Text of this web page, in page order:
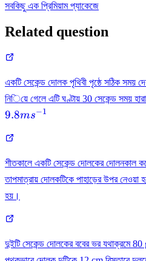
সবকিছু এক প্রিমিয়াম প্যাকেজে
Related question
একটি সেকেন্ড দোলক পৃথিবী পৃষ্ঠে সঠিক সময়
নিয়ে গেলে এটি ঘণ্টায় 30 সেকেন্ড সময়
9.8ms−1
শীতকালে একটি সেকেন্ড দোলকের দোলনকাল
তাপমাত্রায় দোলকটিকে পাহাড়ের উপর
হয়।
দুইটি সেকেন্ড দোলকের ববের ভর যথাক্রমে